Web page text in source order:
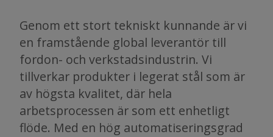
Genom ett stort tekniskt kunnande är vi
en framstående global leverantör till
fordon- och verkstadsindustrin. Vi
tillverkar produkter i legerat stål som är
av högsta kvalitet, där hela
arbetsprocessen är som ett enhetligt
flöde. Med en hög automatiseringsgrad